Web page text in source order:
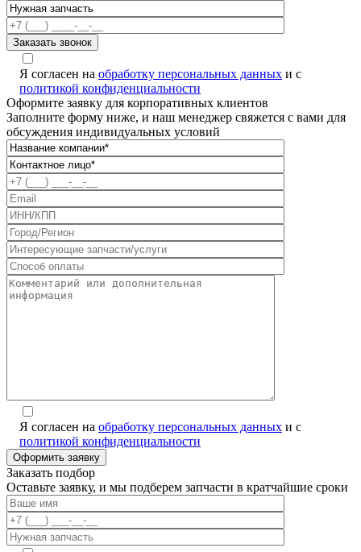
Я согласен на обработку персональных данных и с
политикой конфиденциальности
Оформите заявку для корпоративных клиентов
Заполните форму ниже, и наш менеджер свяжется с вами для
обсуждения индивидуальных условий
Я согласен на обработку персональных данных и с
политикой конфиденциальности
Заказать подбор
Оставьте заявку, и мы подберем запчасти в кратчайшие сроки